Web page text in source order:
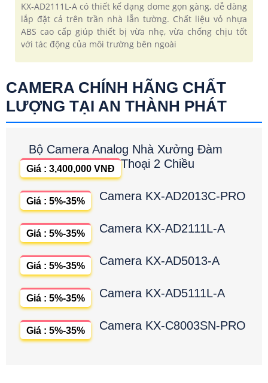
KX‑AD2111L‑A có thiết kế dạng dome gọn gàng, dễ dàng
lắp đặt cả trên trần nhà lẫn tường. Chất liệu vỏ nhựa
ABS cao cấp giúp thiết bị vừa nhẹ, vừa chống chịu tốt
với tác động của môi trường bên ngoài
CAMERA CHÍNH HÃNG CHẤT
LƯỢNG TẠI AN THÀNH PHÁT
Bộ Camera Analog Nhà Xưởng Đàm
Thoại 2 Chiều
Giá : 3,400,000 VNĐ
Camera KX-AD2013C-PRO
Giá : 5%-35%
Camera KX-AD2111L-A
Giá : 5%-35%
Camera KX-AD5013-A
Giá : 5%-35%
Camera KX-AD5111L-A
Giá : 5%-35%
Camera KX-C8003SN-PRO
Giá : 5%-35%